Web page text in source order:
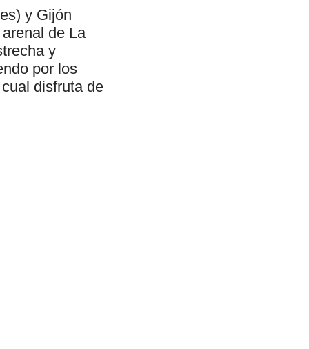
y Gijón
de La
y
por los
disfruta de